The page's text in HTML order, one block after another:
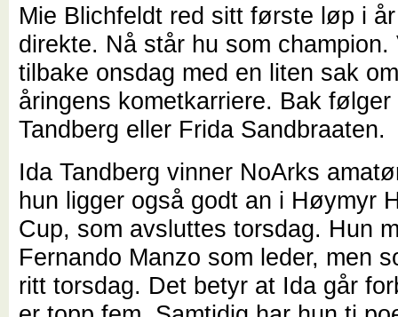
Mie Blichfeldt red sitt første løp i
direkte. Nå står hu som champion.
tilbake onsdag med en liten sak
åringens kometkarriere. Bak følger
Tandberg eller Frida Sandbraaten.
Ida Tandberg vinner NoArks
hun ligger også godt an i Høymyr
Cup, som avsluttes torsdag. Hun
Fernando Manzo som leder, men
ritt torsdag. Det betyr at Ida går